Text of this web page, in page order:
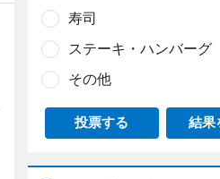
寿司
ステーキ・ハンバーグ
その他
投票する 結果